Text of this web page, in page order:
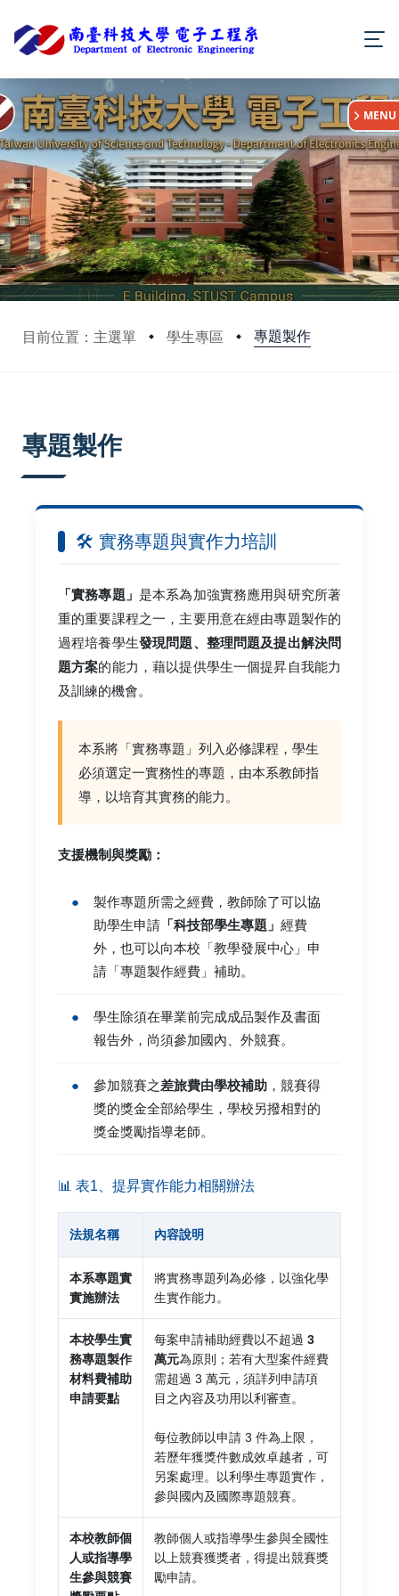
目前位置：主選單 學生專區 專題製作
:::
MENU
專題製作
🛠️ 實務專題與實作力培訓
「實務專題」 是本系為加強實務應用與研究所著
重的重要課程之一，主要用意在經由專題製作的
過程培養學生發現問題、整理問題及提出解決問
題方案的能力，藉以提供學生一個提昇自我能力
及訓練的機會。
本系將「實務專題」列入必修課程，學生
必須選定一實務性的專題，由本系教師指
導，以培育其實務的能力。
支援機制與獎勵：
●
製作專題所需之經費，教師除了可以協
助學生申請 「科技部學生專題」 經費
外，也可以向本校「教學發展中心」申
請「專題製作經費」補助。
●
學生除須在畢業前完成成品製作及書面
報告外，尚須參加國內、外競賽。
● 參加競賽之差旅費由學校補助 ，競賽得
獎的獎金全部給學生，學校另撥相對的
獎金獎勵指導老師。
📊 表1、提昇實作能力相關辦法
法規名稱 內容說明
本系專題實
實施辦法
將實務專題列為必修，以強化學
生實作能力。
本校學生實
務專題製作
材料費補助
申請要點
每案申請補助經費以不超過 3
萬元為原則；若有大型案件經費
需超過 3 萬元，須詳列申請項
目之內容及功用以利審查。
每位教師以申請 3 件為上限，
若歷年獲獎件數成效卓越者，可
另案處理。以利學生專題實作，
參與國內及國際專題競賽。
本校教師個
人或指導學
生參與競賽
教師個人或指導學生參與全國性
以上競賽獲獎者，得提出競賽獎
勵申請。